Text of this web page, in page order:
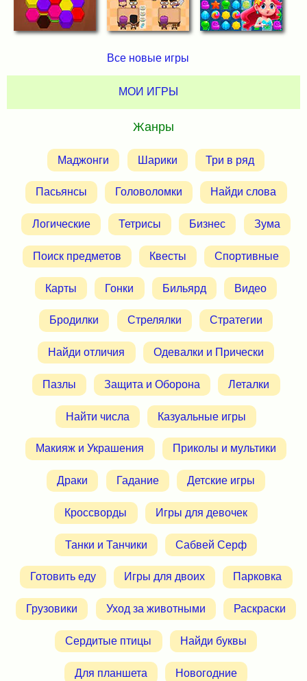
Все новые игры
МОИ ИГРЫ
Жанры
Маджонги Шарики Три в ряд
Пасьянсы Головоломки Найди слова
Логические Тетрисы Бизнес Зума
Поиск предметов Квесты Спортивные
Карты Гонки Бильярд Видео
Бродилки Стрелялки Стратегии
Найди отличия Одевалки и Прически
Пазлы Защита и Оборона Леталки
Найти числа Казуальные игры
Макияж и Украшения Приколы и мультики
Драки Гадание Детские игры
Кроссворды Игры для девочек
Танки и Танчики Сабвей Серф
Готовить еду Игры для двоих Парковка
Грузовики Уход за животными Раскраски
Сердитые птицы Найди буквы
Для планшета Новогодние